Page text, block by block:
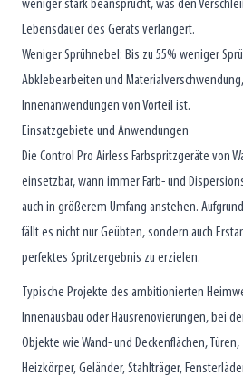
weniger stark beansprucht, was den
Lebensdauer des Geräts verlängert.
Weniger Sprühnebel: Bis zu 55% weniger
Abklebearbeiten und
Innenanwendungen von Vorteil ist.
Einsatzgebiete und Anwendungen
Die Control Pro Airless Farbspritzgeräte von
einsetzbar, wann immer Farb- und
auch in größerem Umfang anstehen.
fällt es nicht nur Geübten, sondern auch
perfektes Spritzergebnis zu erzielen.
Typische Projekte des ambitionierten
Innenausbau oder Hausrenovierungen, bei
Objekte wie Wand- und Deckenflächen,
Heizkörper, Geländer, Stahlträger,